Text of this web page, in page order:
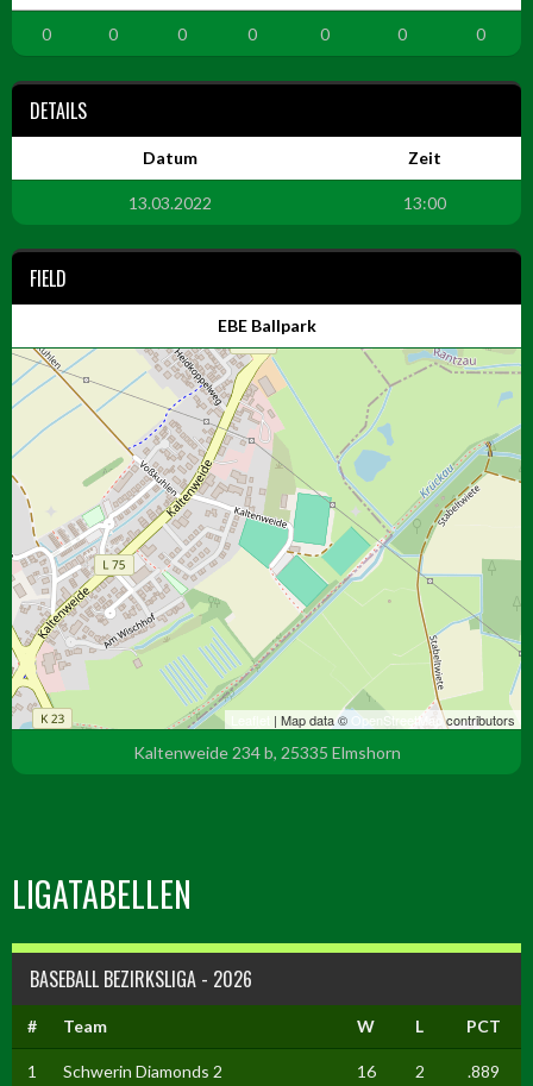
0 0 0 0 0 0 0
DETAILS
Datum Zeit
13.03.2022 13:00
FIELD
EBE Ballpark
Leaflet | Map data © OpenStreetMapcontributors
Kaltenweide 234 b, 25335 Elmshorn
LIGATABELLEN
BASEBALL BEZIRKSLIGA - 2026
# Team W L PCT
1 Schwerin Diamonds 2 16 2 .889